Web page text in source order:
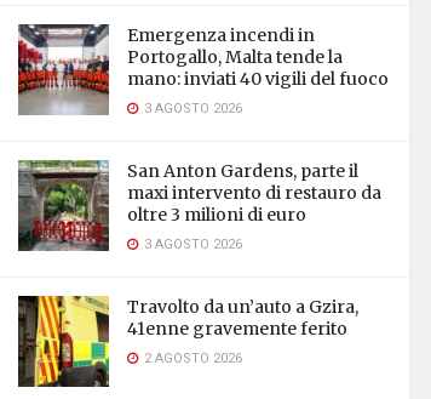
Emergenza incendi in
Portogallo, Malta tende la
mano: inviati 40 vigili del fuoco
3 AGOSTO 2026
San Anton Gardens, parte il
maxi intervento di restauro da
oltre 3 milioni di euro
3 AGOSTO 2026
Travolto da un’auto a Gzira,
41enne gravemente ferito
2 AGOSTO 2026